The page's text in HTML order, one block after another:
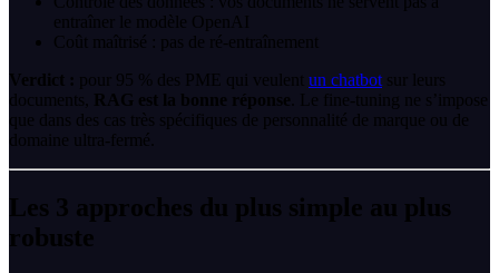
entraîner le modèle OpenAI
Coût maîtrisé : pas de ré-entraînement
Verdict : pour 95 % des PME qui veulent un chatbot sur leurs
documents,
RAG est la bonne réponse . Le fine-tuning ne s’impose
que dans des cas très spécifiques de personnalité de marque ou de
domaine ultra-fermé.
Les 3 approches du plus simple au plus
robuste